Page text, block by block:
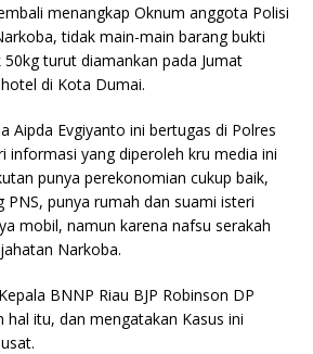
t l l e
menangkap Oknum anggota Polisi
tidak main-main barang bukti
turut diamankan pada Jumat
di Kota Dumai.
Aipda Evgiyanto ini bertugas di Polres
informasi yang diperoleh kru media ini
punya perekonomian cukup baik,
PNS, punya rumah dan suami isteri
mobil, namun karena nafsu serakah
Narkoba.
BNNP Riau BJP Robinson DP
hal itu, dan mengatakan Kasus ini